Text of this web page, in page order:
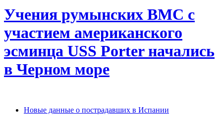
Учения румынских ВМС с
участием американского
эсминца USS Porter начались
в Черном море
Новые данные о пострадавших в Испании